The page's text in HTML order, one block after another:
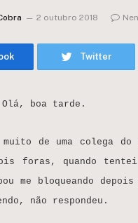
2 outubro 2018
Twitter
boa tarde.
muito de uma colega
foras, quando
me bloqueando
não respondeu.